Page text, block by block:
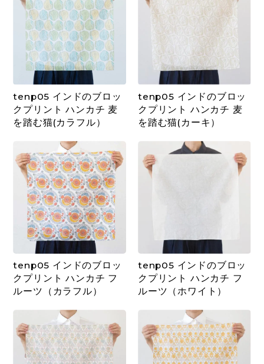
tenp05 インドのブロッ
クプリント ハンカチ 麦
を踏む猫(カラフル）
tenp05 インドのブロッ
クプリント ハンカチ 麦
を踏む猫(カーキ）
tenp05 インドのブロッ
クプリント ハンカチ フ
ルーツ（カラフル）
tenp05 インドのブロッ
クプリント ハンカチ フ
ルーツ（ホワイト）